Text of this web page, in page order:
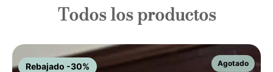
Todos los productos
Rebajado -30%